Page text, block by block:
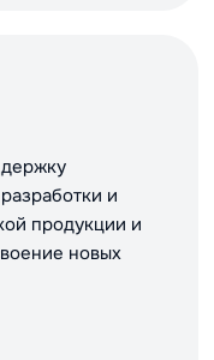
и
продукции и
новых